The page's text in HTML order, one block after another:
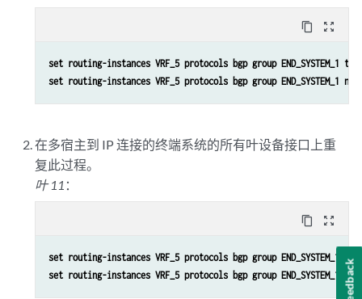
content_copy zoom_out_map
set routing-instances VRF_5 protocols bgp group END_SYSTEM_1
set routing-instances VRF_5 protocols bgp group END_SYSTEM_1
在多宿主到 IP 连接的终端系统的所有叶设备接口上重
复此过程。
叶 11 ：
content_copy zoom_out_map
set routing-instances VRF_5 protocols bgp group END_SYSTEM_1
set routing-instances VRF_5 protocols bgp group END_SYSTEM_1Feedback